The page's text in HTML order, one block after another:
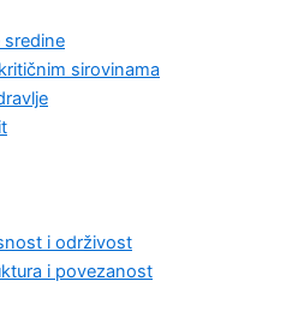
sredine
sirovinama
i održivost
i povezanost